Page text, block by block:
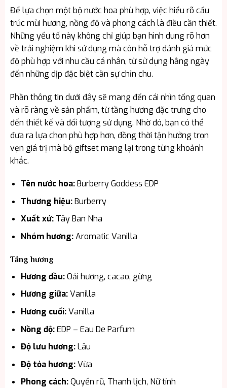
Để lựa chọn một bộ nước hoa phù hợp, việc hiểu rõ cấu
trúc mùi hương, nồng độ và phong cách là điều cần thiết.
Những yếu tố này không chỉ giúp bạn hình dung rõ hơn
về trải nghiệm khi sử dụng mà còn hỗ trợ đánh giá mức
độ phù hợp với nhu cầu cá nhân, từ sử dụng hằng ngày
đến những dịp đặc biệt cần sự chỉn chu.
Phần thông tin dưới đây sẽ mang đến cái nhìn tổng quan
và rõ ràng về sản phẩm, từ tầng hương đặc trưng cho
đến thiết kế và đối tượng sử dụng. Nhờ đó, bạn có thể
đưa ra lựa chọn phù hợp hơn, đồng thời tận hưởng trọn
vẹn giá trị mà bộ giftset mang lại trong từng khoảnh
khắc.
Tên nước hoa:Burberry Goddess EDP
Thương hiệu:Burberry
Xuất xứ:Tây Ban Nha
Nhóm hương:Aromatic Vanilla
Tầng hương
Hương đầu:Oải hương, cacao, gừng
Hương giữa:Vanilla
Hương cuối:Vanilla
Nồng độ:EDP – Eau De Parfum
Độ lưu hương:Lâu
Độ tỏa hương:Vừa
Phong cách:Quyến rũ, Thanh lịch, Nữ tính